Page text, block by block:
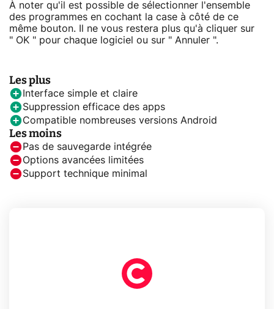
À noter qu'il est possible de sélectionner l'ensemble
des programmes en cochant la case à côté de ce
même bouton. Il ne vous restera plus qu'à cliquer sur
" OK " pour chaque logiciel ou sur " Annuler ".
Les plus
Interface simple et claire
Suppression efficace des apps
Compatible nombreuses versions Android
Les moins
Pas de sauvegarde intégrée
Options avancées limitées
Support technique minimal